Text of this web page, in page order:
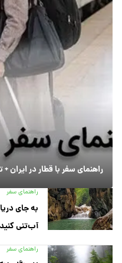
راهنمای سفر با قطار در ایران
راهنمای سفر
به جای
آب‌تنی کنید
راهنمای سفر